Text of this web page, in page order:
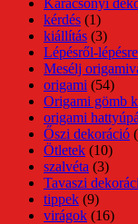
kérdés (1)
kiállítás (3)
Lépésről-
Mesélj
origami (54)
Origami gömb
origami
Őszi dekoráció
Ötletek (10)
szalvéta (3)
Tavaszi
tippek (9)
virágok (16)